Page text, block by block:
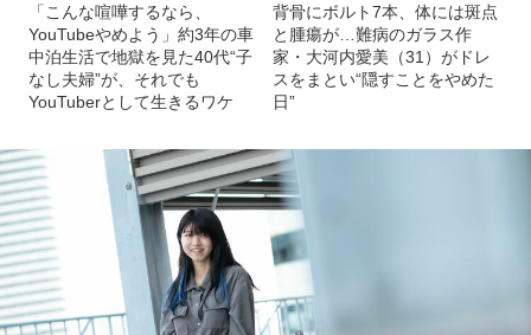
「こんな喧嘩するなら、
YouTubeやめよう」約3年の車
中泊生活で地獄を見た40代“子
なし夫婦”が、それでも
YouTuberとして生きるワケ
背骨にボルト7本、体には斑点
と腫瘍が…難病のガラス作
家・大河内愛美（31）がドレ
スをまとい“隠すことをやめた
日”